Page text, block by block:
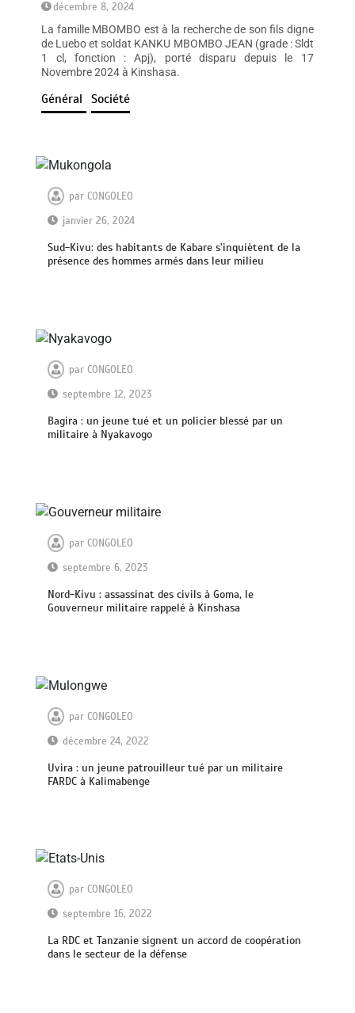
décembre 8, 2024
La famille MBOMBO est à la recherche de son fils digne
de Luebo et soldat KANKU MBOMBO JEAN (grade : Sldt
1 cl, fonction : Apj), porté disparu depuis le 17
Novembre 2024 à Kinshasa.
Général Société
parCONGOLEO
janvier 26, 2024
Sud-Kivu: des habitants de Kabare s’inquiètent de la
présence des hommes armés dans leur milieu
parCONGOLEO
septembre 12, 2023
Bagira : un jeune tué et un policier blessé par un
militaire à Nyakavogo
parCONGOLEO
septembre 6, 2023
Nord-Kivu : assassinat des civils à Goma, le
Gouverneur militaire rappelé à Kinshasa
parCONGOLEO
décembre 24, 2022
Uvira : un jeune patrouilleur tué par un militaire
FARDC à Kalimabenge
parCONGOLEO
septembre 16, 2022
La RDC et Tanzanie signent un accord de coopération
dans le secteur de la défense